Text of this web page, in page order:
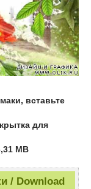
вставьте
для
МB
/ Download